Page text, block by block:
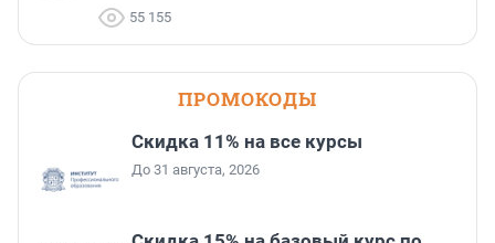
55 155
ПРОМОКОДЫ
Скидка 11% на все курсы
До 31 августа, 2026